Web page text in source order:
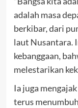
adalah masa
berkibar, dari
laut Nusantara.
kebanggaan,
melestarikan
Ia juga
terus